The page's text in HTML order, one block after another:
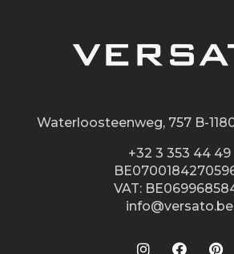
Waterloosteenweg, 757 B-
+32 3 353 44 49
VAT:
info@versato.be